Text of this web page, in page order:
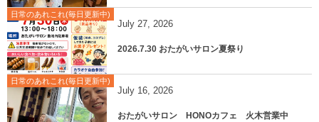
日常のあれこれ(毎日更新中)
July 27, 2026
2026.7.30 おたがいサロン夏祭り
日常のあれこれ(毎日更新中)
July 16, 2026
おたがいサロン HONOカフェ 火木営業中